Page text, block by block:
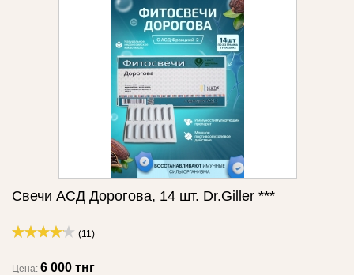
Свечи АСД Дорогова, 14 шт. Dr.Giller ***
(11)
Цена: 6 000 тнг